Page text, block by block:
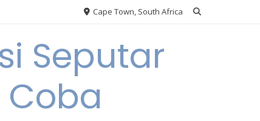
Cape Town, South Africa
Seputar
Coba